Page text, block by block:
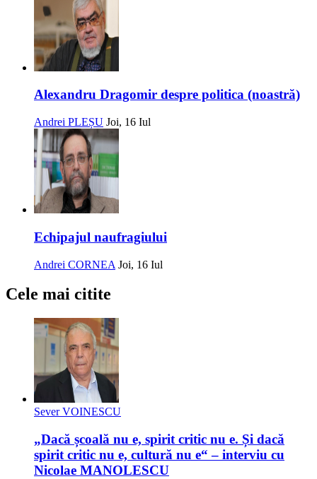
Alexandru Dragomir despre politica (noastră)
Andrei PLEȘU Joi, 16 Iul
Echipajul naufragiului
Andrei CORNEA Joi, 16 Iul
Cele mai citite
Sever VOINESCU
„Dacă școală nu e, spirit critic nu e. Și dacă
spirit critic nu e, cultură nu e“ – interviu cu
Nicolae MANOLESCU